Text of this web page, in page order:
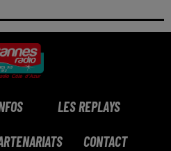
LES REPLAYS
CONTACT